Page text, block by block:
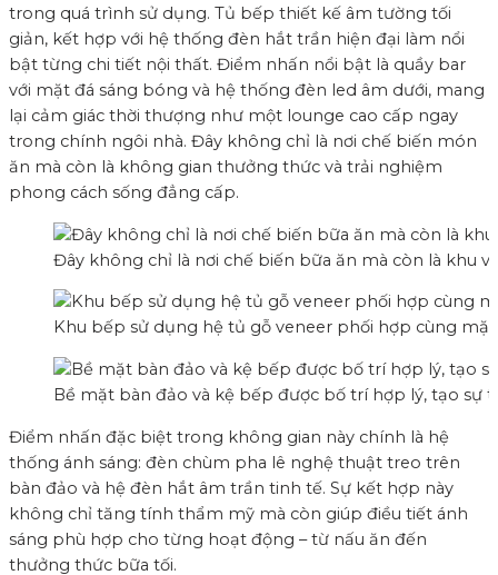
trong quá trình sử dụng. Tủ bếp thiết kế âm tường tối
giản, kết hợp với hệ thống đèn hắt trần hiện đại làm nổi
bật từng chi tiết nội thất. Điểm nhấn nổi bật là quầy bar
với mặt đá sáng bóng và hệ thống đèn led âm dưới, mang
lại cảm giác thời thượng như một lounge cao cấp ngay
trong chính ngôi nhà. Đây không chỉ là nơi chế biến món
ăn mà còn là không gian thưởng thức và trải nghiệm
phong cách sống đẳng cấp.
Đây không chỉ là nơi chế biến bữa ăn mà còn là khu
Khu bếp sử dụng hệ tủ gỗ veneer phối hợp cùng
Bề mặt bàn đảo và kệ bếp được bố trí hợp lý, tạo sự
Điểm nhấn đặc biệt trong không gian này chính là hệ
thống ánh sáng: đèn chùm pha lê nghệ thuật treo trên
bàn đảo và hệ đèn hắt âm trần tinh tế. Sự kết hợp này
không chỉ tăng tính thẩm mỹ mà còn giúp điều tiết ánh
sáng phù hợp cho từng hoạt động – từ nấu ăn đến
thưởng thức bữa tối.